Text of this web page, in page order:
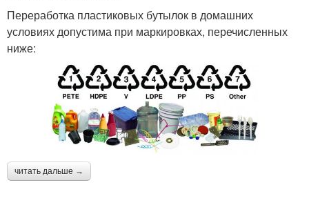
Переработка пластиковых бутылок в домашних
условиях допустима при маркировках, перечисленных
ниже:
читать дальше →